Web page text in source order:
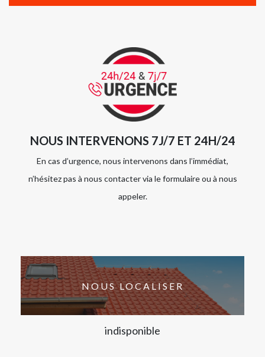
NOUS INTERVENONS 7J/7 ET 24H/24
En cas d’urgence, nous intervenons dans l’immédiat,
n’hésitez pas à nous contacter via le formulaire ou à nous
appeler.
NOUS LOCALISER
indisponible